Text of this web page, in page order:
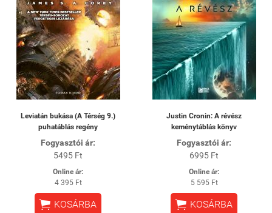
Leviatán bukása (A Térség 9.)
puhatáblás regény
Fogyasztói ár:
5495 Ft
Online ár:
4 395 Ft
 KOSÁRBA
Justin Cronin: A révész
keménytáblás könyv
Fogyasztói ár:
6995 Ft
Online ár:
5 595 Ft
 KOSÁRBA